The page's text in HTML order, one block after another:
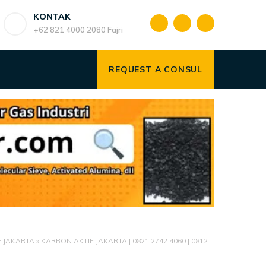
KONTAK
+62 821 4000 2080 Fajri
REQUEST A CONSUL
» KARBON AKTIF JAKARTA | 0821 2742 4060 | 0812